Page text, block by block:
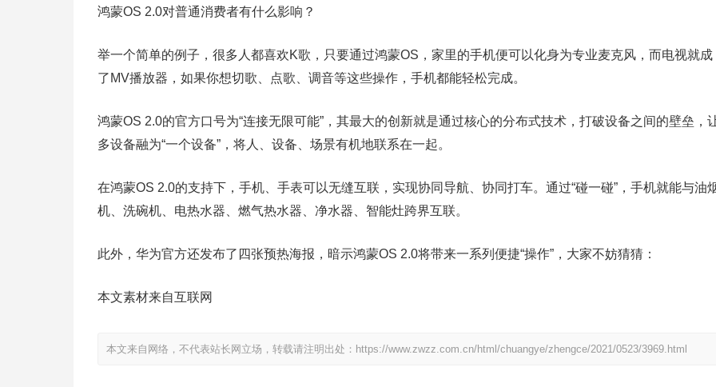
鸿蒙OS 2.0对普通消费者有什么影响？
举一个简单的例子，很多人都喜欢K歌，只要通过鸿蒙OS，家里的手机便可以化身为专业麦克风，而电视就成
了MV播放器，如果你想切歌、点歌、调音等这些操作，手机都能轻松完成。
鸿蒙OS 2.0的官方口号为“连接无限可能”，其最大的创新就是通过核心的分布式技术，打破设备之间的壁垒，
多设备融为“一个设备”，将人、设备、场景有机地联系在一起。
在鸿蒙OS 2.0的支持下，手机、手表可以无缝互联，实现协同导航、协同打车。通过“碰一碰”，手机就能与油
机、洗碗机、电热水器、燃气热水器、净水器、智能灶跨界互联。
此外，华为官方还发布了四张预热海报，暗示鸿蒙OS 2.0将带来一系列便捷“操作”，大家不妨猜猜：
本文素材来自互联网
本文来自网络，不代表站长网立场，转载请注明出处： https://www.zwzz.com.cn/html/chuangye/zhengce/2021/0523/3969.html